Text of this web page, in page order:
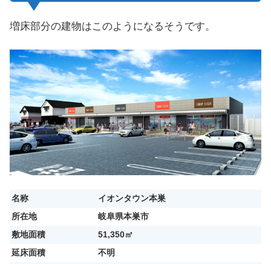
増床部分の建物はこのようになるそうです。
名称
イオンタウン本巣
所在地
岐阜県本巣市
敷地面積
51,350㎡
延床面積
不明